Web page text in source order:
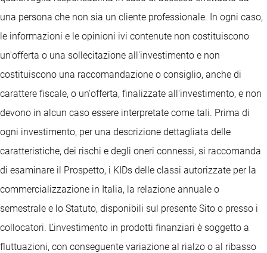
una persona che non sia un cliente professionale. In ogni caso,
le informazioni e le opinioni ivi contenute non costituiscono
un'offerta o una sollecitazione all'investimento e non
costituiscono una raccomandazione o consiglio, anche di
carattere fiscale, o un'offerta, finalizzate all'investimento, e non
devono in alcun caso essere interpretate come tali. Prima di
ogni investimento, per una descrizione dettagliata delle
caratteristiche, dei rischi e degli oneri connessi, si raccomanda
di esaminare il Prospetto, i KIDs delle classi autorizzate per la
commercializzazione in Italia, la relazione annuale o
semestrale e lo Statuto, disponibili sul presente Sito o presso i
collocatori. L’investimento in prodotti finanziari è soggetto a
fluttuazioni, con conseguente variazione al rialzo o al ribasso